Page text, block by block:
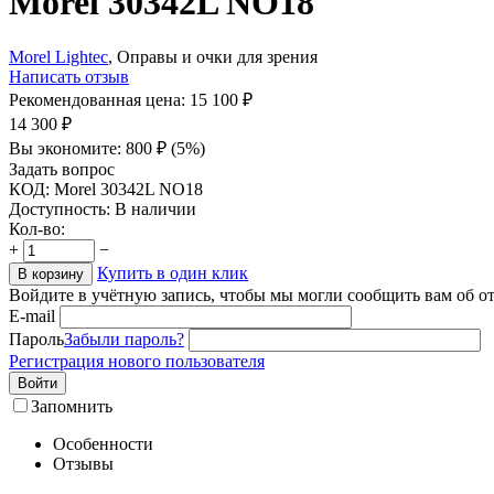
Morel Lightec, Оправы и очки для зрения
Написать отзыв
Рекомендованная цена: 15 100 ₽
14 300 ₽
Вы экономите: 800 ₽ (5%)
Задать вопрос
КОД: Morel 30342L NO18
Доступность: В наличии
Кол-во:
+
−
В корзину
Купить в один клик
Войдите в учётную запись, чтобы мы могли сообщить вам об
E-mail
ПарольЗабыли пароль?
Регистрация нового пользователя
Войти
Запомнить
Особенности
Отзывы